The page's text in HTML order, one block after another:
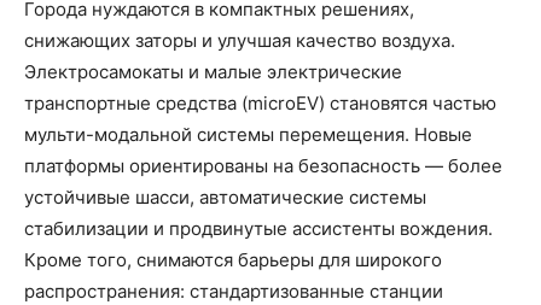
Города нуждаются в компактных решениях,
снижающих заторы и улучшая качество воздуха.
Электросамокаты и малые электрические
транспортные средства (microEV) становятся частью
мульти-модальной системы перемещения. Новые
платформы ориентированы на безопасность — более
устойчивые шасси, автоматические системы
стабилизации и продвинутые ассистенты вождения.
Кроме того, снимаются барьеры для широкого
распространения: стандартизованные станции